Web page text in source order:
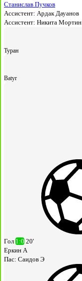
Станислав Пучков
Ассистент: Ардак Дауанов
Ассистент: Никита Мортин
Туран
Batyr
Гол 1:0 20'
Еркин А
Пас: Саидов Э